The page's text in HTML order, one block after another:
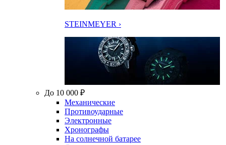
STEINMEYER ›
До 10 000 ₽
Механические
Противоударные
Электронные
Хронографы
На солнечной батарее